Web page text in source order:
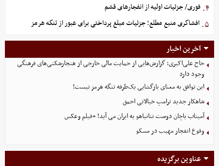
۴. فوری/ جزئیات اولیه از انفجارهای قشم
۵. افشاگری منبع مطلع؛ جزئیات مبلغ پرداختی برای عبور از تنگه هرمز
آخرین اخبار
حاج علی‌اکبری: گزارش‌هایی از حمایت مالی خارجی از هنجارشکنی‌های فرهنگی
وجود دارد
این توافق به معنای بازگشایی یک‌طرفه تنگه هرمز نیست!
شاهکار جدید ترامپ خیالاتی احمق
آمیتاب باچان دوست نتانیاهو به ایران می آید! +فیلم وعکس
وقوع انفجار مهیب در مسکو
عناوین برگزیده